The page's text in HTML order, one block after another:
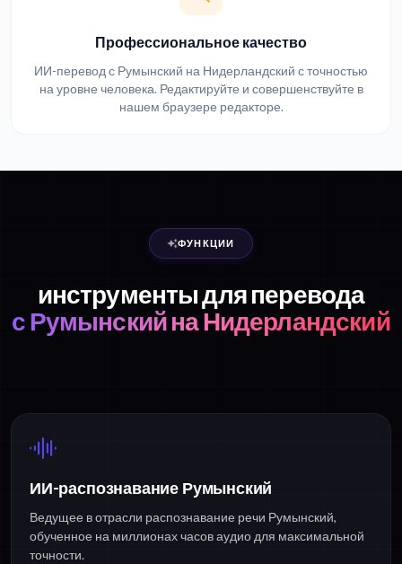
Профессиональное качество
ИИ-перевод с Румынский на Нидерландский с точностью
на уровне человека. Редактируйте и совершенствуйте в
нашем браузере редакторе.
ФУНКЦИИ
инструменты для перевода
с Румынский на Нидерландский
ИИ-распознавание Румынский
Ведущее в отрасли распознавание речи Румынский,
обученное на миллионах часов аудио для максимальной
точности.